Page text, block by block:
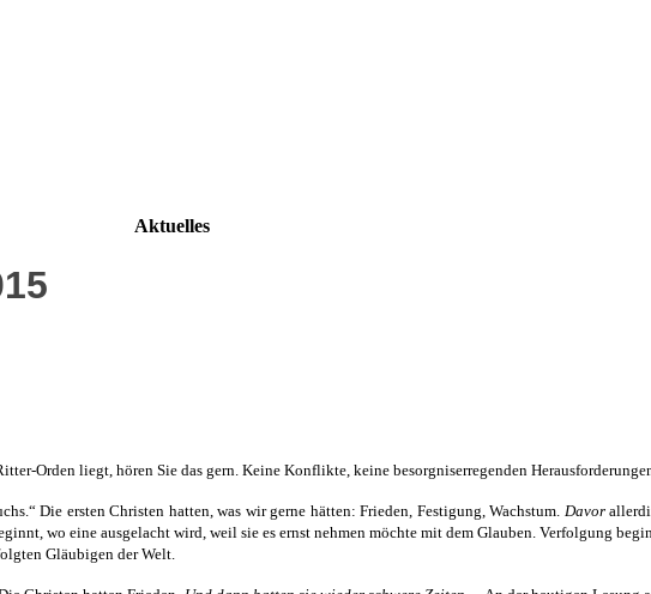
Aktuelles
Orden liegt, hören Sie das gern. Keine Konflikte, keine besorgniserregenden
Die ersten Christen hatten, was wir gerne hätten: Frieden, Festigung, Wachstum. Davor
wo eine ausgelacht wird, weil sie es ernst nehmen möchte mit dem Glauben. Verfolgung
Gläubigen der Welt.